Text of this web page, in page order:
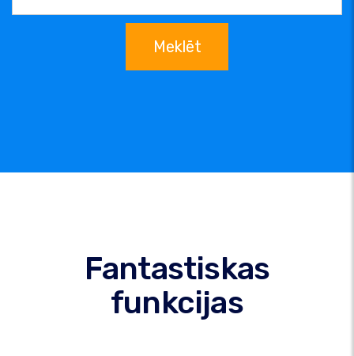
Meklēt
Fantastiskas
funkcijas